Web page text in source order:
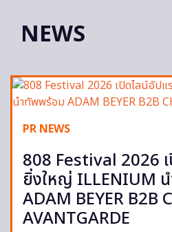
NEWS
PR NEWS
808 Festival 2026
ยิ่งใหญ่ ILLENIUM
ADAM BEYER B2B
AVANTGARDE